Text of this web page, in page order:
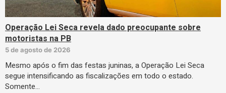
Operação Lei Seca revela dado preocupante sobre
motoristas na PB
5 de agosto de 2026
Mesmo após o fim das festas juninas, a Operação Lei Seca
segue intensificando as fiscalizações em todo o estado.
Somente…